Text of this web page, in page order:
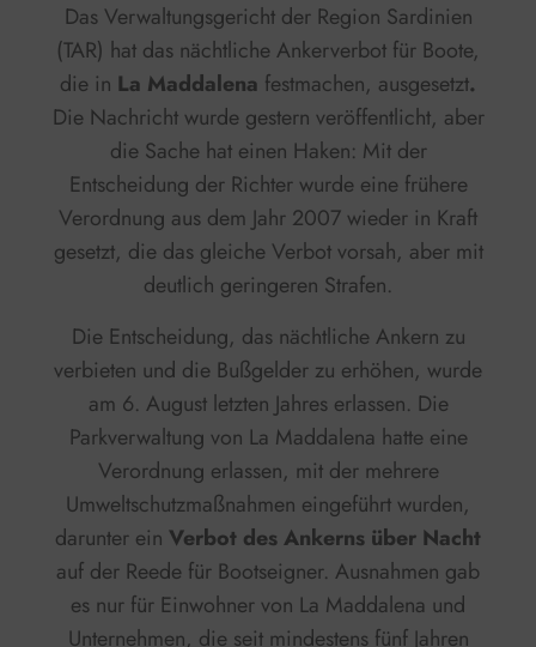
Das Verwaltungsgericht der Region Sardinien
(TAR) hat das nächtliche Ankerverbot für Boote,
die in La Maddalena festmachen, ausgesetzt.
Die Nachricht wurde gestern veröffentlicht, aber
die Sache hat einen Haken: Mit der
Entscheidung der Richter wurde eine frühere
Verordnung aus dem Jahr 2007 wieder in Kraft
gesetzt, die das gleiche Verbot vorsah, aber mit
deutlich geringeren Strafen.
Die Entscheidung, das nächtliche Ankern zu
verbieten und die Bußgelder zu erhöhen, wurde
am 6. August letzten Jahres erlassen. Die
Parkverwaltung von La Maddalena hatte eine
Verordnung erlassen, mit der mehrere
Umweltschutzmaßnahmen eingeführt wurden,
darunter ein Verbot des Ankerns über Nacht
auf der Reede für Bootseigner. Ausnahmen gab
es nur für Einwohner von La Maddalena und
Unternehmen, die seit mindestens fünf Jahren